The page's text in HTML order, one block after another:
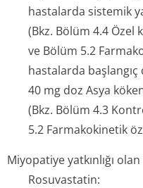
hastalarda sistemik
(Bkz. Bölüm 4.4 Özel
ve Bölüm 5.2
hastalarda
40 mg doz Asya
(Bkz. Bölüm 4.3
5.2 Farmakokinetik
Miyopatiye yatkınlığı
Rosuvastatin: